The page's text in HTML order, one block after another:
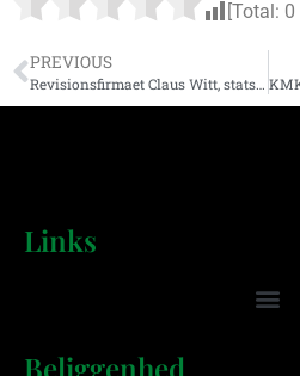
[Total: 0
PREVIOUS
Revisionsfirmaet Claus Witt, statsautoriseret revisor
Links
Beliggenhed